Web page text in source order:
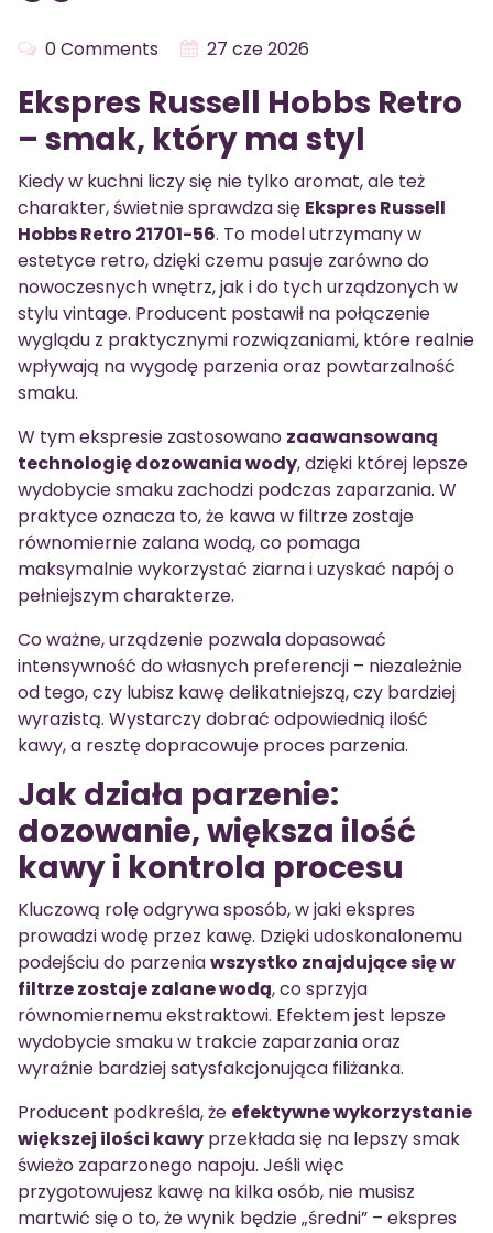
0 Comments 27 cze 2026
Ekspres Russell Hobbs Retro
– smak, który ma styl
Kiedy w kuchni liczy się nie tylko aromat, ale też
charakter, świetnie sprawdza się Ekspres Russell
Hobbs Retro 21701-56. To model utrzymany w
estetyce retro, dzięki czemu pasuje zarówno do
nowoczesnych wnętrz, jak i do tych urządzonych w
stylu vintage. Producent postawił na połączenie
wyglądu z praktycznymi rozwiązaniami, które realnie
wpływają na wygodę parzenia oraz powtarzalność
smaku.
W tym ekspresie zastosowano zaawansowaną
technologię dozowania wody, dzięki której lepsze
wydobycie smaku zachodzi podczas zaparzania. W
praktyce oznacza to, że kawa w filtrze zostaje
równomiernie zalana wodą, co pomaga
maksymalnie wykorzystać ziarna i uzyskać napój o
pełniejszym charakterze.
Co ważne, urządzenie pozwala dopasować
intensywność do własnych preferencji – niezależnie
od tego, czy lubisz kawę delikatniejszą, czy bardziej
wyrazistą. Wystarczy dobrać odpowiednią ilość
kawy, a resztę dopracowuje proces parzenia.
Jak działa parzenie:
dozowanie, większa ilość
kawy i kontrola procesu
Kluczową rolę odgrywa sposób, w jaki ekspres
prowadzi wodę przez kawę. Dzięki udoskonalonemu
podejściu do parzeniawszystko znajdujące się w
filtrze zostaje zalane wodą, co sprzyja
równomiernemu ekstraktowi. Efektem jest lepsze
wydobycie smaku w trakcie zaparzania oraz
wyraźnie bardziej satysfakcjonująca filiżanka.
Producent podkreśla, że efektywne wykorzystanie
większej ilości kawy przekłada się na lepszy smak
świeżo zaparzonego napoju. Jeśli więc
przygotowujesz kawę na kilka osób, nie musisz
martwić się o to, że wynik będzie „średni” – ekspres